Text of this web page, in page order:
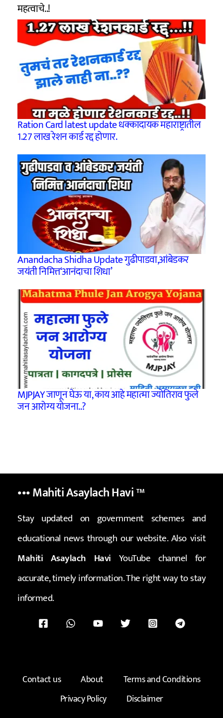
महत्वाचे..!
Ration Card latest update धक्कादायक महाराष्ट्रातील
1.27 लाख रेशन कार्ड रद्द होणार.
Anandacha Shidha Update गुढीपाडवा,आंबेडकर
जयंती निमित्त‘आनंदाचा शिधा’
MJPJAY जाणून घेऊ या, काय आहे महात्मा ज्योतिराव फुले
जन आरोग्य योजना..?
••• Mahiti Asaylach Havi™
Stay updated on government schemes and
educational news through our website. Also visit
Mahiti Asaylach Havi YouTube channel for
accurate, timely information. The right way to stay
informed.
Contact us About
Terms and Conditions
Privacy Policy
Disclaimer